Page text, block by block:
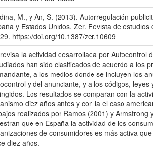
M., y An, S. (2013). Autorregulación
y Estados Unidos. Zer. Revista de
https://doi.org/10.1387/zer.10609
la actividad desarrollada por Autocontrol
han sido clasificados de acuerdo a los
a los medios donde se incluyen los
y del anunciante, y a los códigos, leyes
Los resultados se comparan con la
diez años antes y con la el caso
realizados por Ramos (2001) y Armstrong
que en España la actividad de los
de consumidores es más activa
diez años.